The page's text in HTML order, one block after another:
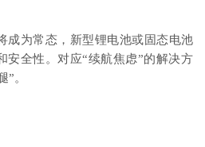
成为常态，新型锂电池或固态电池
安全性。对应“续航焦虑”的解决方
”。